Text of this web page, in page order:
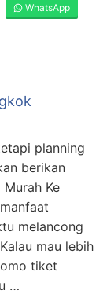
WhatsApp
planning
berikan
Ke
melancong
mau lebih
tiket
…